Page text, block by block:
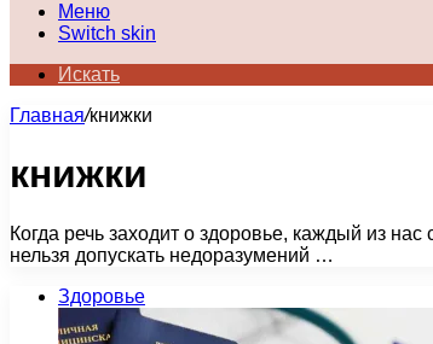
Меню
Switch skin
Искать
Главная/книжки
книжки
Когда речь заходит о здоровье, каждый из
нельзя допускать недоразумений …
Здоровье